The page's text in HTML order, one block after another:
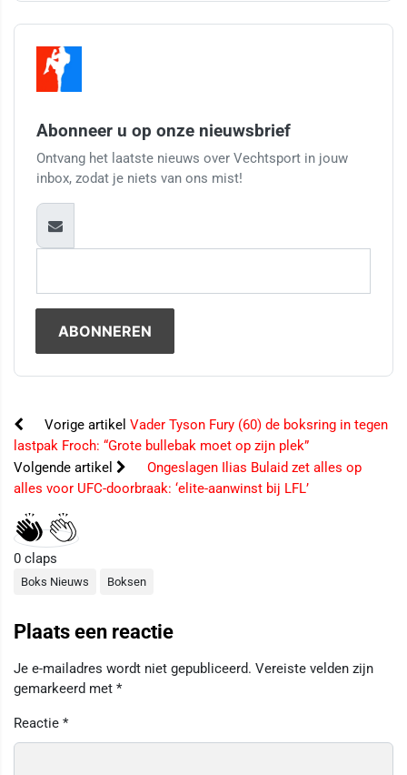
Abonneer u op onze nieuwsbrief
Ontvang het laatste nieuws over Vechtsport in jouw
inbox, zodat je niets van ons mist!
Vorige artikel Vader Tyson Fury (60) de boksring in tegen
lastpak Froch: “Grote bullebak moet op zijn plek”
Volgende artikel
Ongeslagen Ilias Bulaid zet alles op
alles voor UFC-doorbraak: ‘elite-aanwinst bij LFL’
0 claps
Boks Nieuws Boksen
Plaats een reactie
Je e-mailadres wordt niet gepubliceerd. Vereiste velden zijn
gemarkeerd met *
Reactie *